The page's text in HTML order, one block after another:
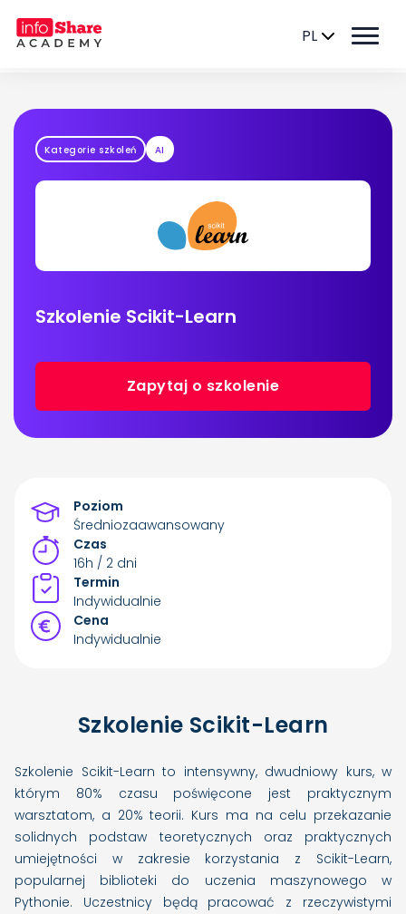
PL
Kategorie szkoleń AI
Szkolenie Scikit-Learn
Zapytaj o szkolenie
Poziom
Średniozaawansowany
Czas
16h / 2 dni
Termin
Indywidualnie
Cena
Indywidualnie
Szkolenie Scikit-Learn
Szkolenie Scikit-Learn to intensywny, dwudniowy kurs, w
którym 80% czasu poświęcone jest praktycznym
warsztatom, a 20% teorii. Kurs ma na celu przekazanie
solidnych podstaw teoretycznych oraz praktycznych
umiejętności w zakresie korzystania z Scikit-Learn,
popularnej biblioteki do uczenia maszynowego w
Pythonie. Uczestnicy będą pracować z rzeczywistymi